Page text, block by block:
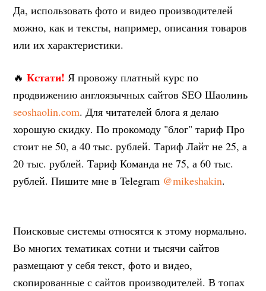
Да, использовать фото и видео производителей
можно, как и тексты, например, описания товаров
или их характеристики.
🔥Кстати! Я провожу платный курс по
продвижению англоязычных сайтов SEO Шаолинь
seoshaolin.com. Для читателей блога я делаю
хорошую скидку. По прокомоду "блог" тариф Про
стоит не 50, а 40 тыс. рублей. Тариф Лайт не 25, а
20 тыс. рублей. Тариф Команда не 75, а 60 тыс.
рублей. Пишите мне в Telegram @mikeshakin.
Поисковые системы относятся к этому нормально.
Во многих тематиках сотни и тысячи сайтов
размещают у себя текст, фото и видео,
скопированные с сайтов производителей. В топах